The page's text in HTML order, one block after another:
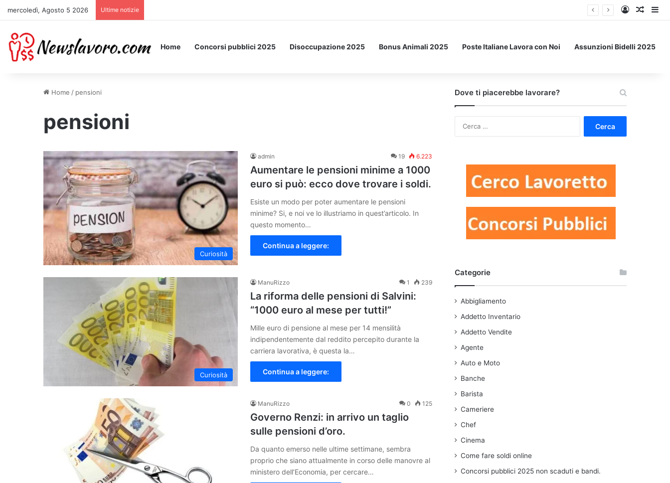
mercoledì, Agosto 5 2026 Ultime notizie Accedi
Un
Home Concorsi pubblici 2025 Disoccupazione 2025 Bonus Animali 2025 Poste Italiane Lavora con Noi Assunzioni Bidelli 2025
Home / pensioni
pensioni
Curiosità
admin 19 6.223
Aumentare le pensioni minime a 1000
euro si può: ecco dove trovare i soldi.
Esiste un modo per poter aumentare le pensioni
minime? Si, e noi ve lo illustriamo in quest’articolo. In
questo momento…
Continua a leggere:
Curiosità
ManuRizzo 1 239
La riforma delle pensioni di Salvini:
“1000 euro al mese per tutti!”
Mille euro di pensione al mese per 14 mensilità
indipendentemente dal reddito percepito durante la
carriera lavorativa, è questa la…
Continua a leggere:
ManuRizzo 0 125
Governo Renzi: in arrivo un taglio
sulle pensioni d’oro.
Da quanto emerso nelle ultime settimane, sembra
proprio che siano attualmente in corso delle manovre al
ministero dell’Economia, per cercare…
Dove ti piacerebbe lavorare?
Categorie
Abbigliamento
Addetto Inventario
Addetto Vendite
Agente
Auto e Moto
Banche
Barista
Cameriere
Chef
Cinema
Come fare soldi online
Concorsi pubblici 2025 non scaduti e bandi.